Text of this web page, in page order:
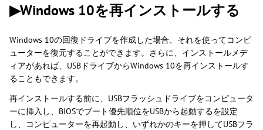
▶Windows 10を再インストールする
Windows 10の回復ドライブを作成した場合、それを使ってコンピ
ューターを復元することができます。さらに、インストールメデ
ィアがあれば、USBドライブからWindows 10を再インストールす
ることもできます。
再インストールする前に、USBフラッシュドライブをコンピュータ
ーに挿入し、BIOSでブート優先順位をUSBから起動するを設定
し、コンピューターを再起動し、いずれかのキーを押してUSBフラ